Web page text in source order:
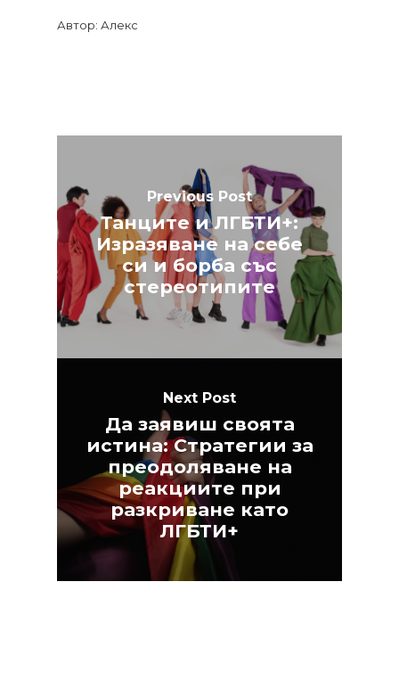
Автор: Алекс
Previous Post
Танците и ЛГБТИ+:
Изразяване на себе
си и борба със
стереотипите
Next Post
Да заявиш своята
истина: Стратегии за
преодоляване на
реакциите при
разкриване като
ЛГБТИ+